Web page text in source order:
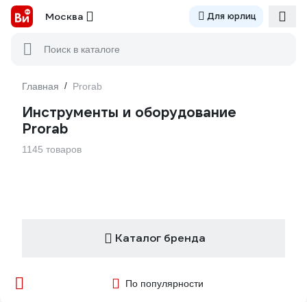
Москва Для юрлиц
Поиск в каталоге
Главная / Prorab
Инструменты и оборудование
Prorab
1145 товаров
Каталог бренда
По популярности